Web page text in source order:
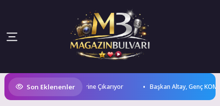
Son Eklenenler
İle Lezzetlerini Vitrine Çıkarıyor Başkan Altay, Genç KOMEK